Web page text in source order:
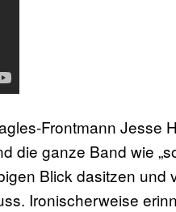
Frontmann Jesse
die ganze Band wie
Blick dasitzen
Ironischerweise